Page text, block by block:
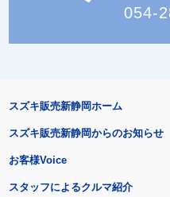
054-
スズキ販売新静岡ホーム
スズキ販売新静岡からのお知らせ
お客様Voice
スタッフによるクルマ紹介